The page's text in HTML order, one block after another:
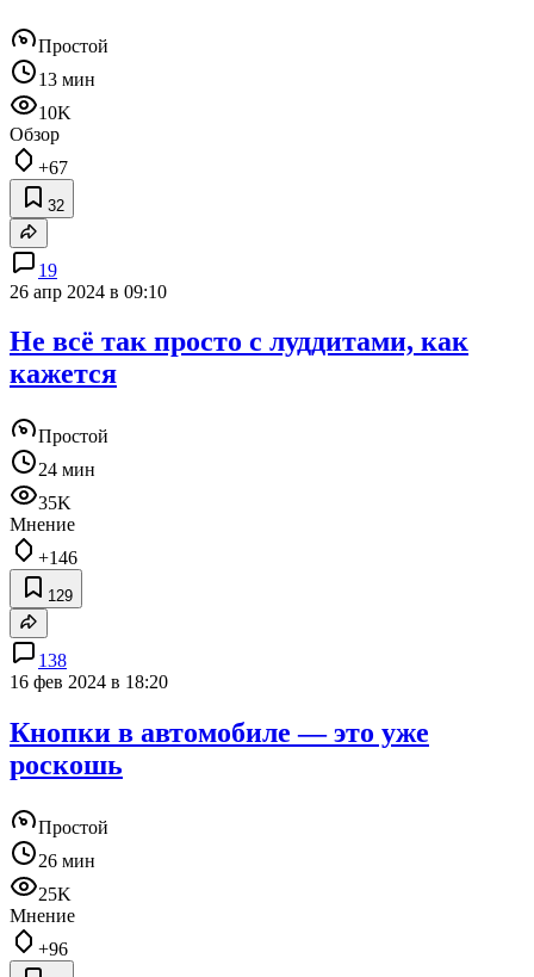
Простой
13 мин
10K
Обзор
+67
32
19
26 апр 2024 в 09:10
Не всё так просто с луддитами, как
кажется
Простой
24 мин
35K
Мнение
+146
129
138
16 фев 2024 в 18:20
Кнопки в автомобиле — это уже
роскошь
Простой
26 мин
25K
Мнение
+96